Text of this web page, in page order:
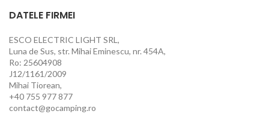
DATELE FIRMEI
ESCO ELECTRIC LIGHT SRL,
Luna de Sus, str. Mihai Eminescu, nr. 454A,
Ro: 25604908
J12/1161/2009
Mihai Tiorean,
+40 755 977 877
contact@gocamping.ro